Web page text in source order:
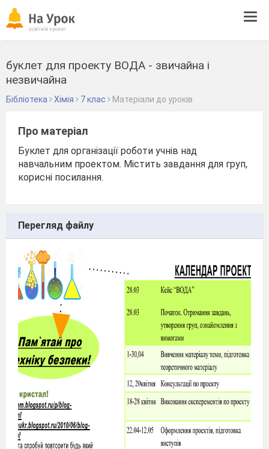
буклет для проекту ВОДА - звичайна і
незвичайна
Бібліотека Хімія 7 клас Матеріали до уроків
Про матеріал
Буклет для організації роботи учнів над
навчальним проектом. Містить завдання для груп,
корисні посилання.
Перегляд файлу